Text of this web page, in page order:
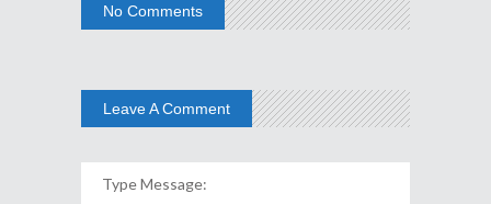
No Comments
Leave A Comment